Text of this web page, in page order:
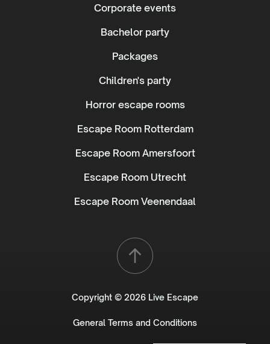
Corporate events
Bachelor party
Packages
Children's party
Horror escape rooms
Escape Room Rotterdam
Escape Room Amersfoort
Escape Room Utrecht
Escape Room Veenendaal
Copyright © 2026 Live Escape
General Terms and Conditions